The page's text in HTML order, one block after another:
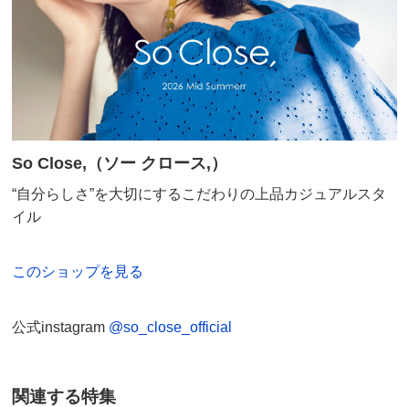
So Close,（ソー クロース,）
“自分らしさ”を大切にするこだわりの上品カジュアルスタ
イル
このショップを見る
公式instagram @so_close_official
関連する特集